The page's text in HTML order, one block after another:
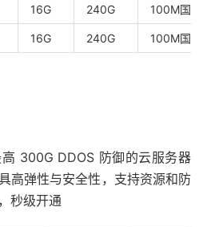
16G 240G 100M国
16G 240G 100M国
300G DDOS 防御的云服务器
高弹性与安全性，支持资源和防
秒级开通